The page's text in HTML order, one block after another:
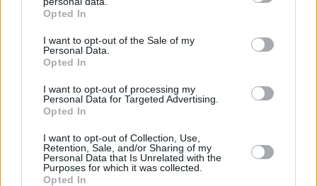
grant or deny consent to Google and its third-party tags to
use your data for below specified purposes in below Google
consent section.
Opted In
I want to opt-out of the Sale of my
Personal Data.
Opted In
I want to opt-out of processing my
Personal Data for Targeted Advertising.
Opted In
I want to opt-out of Collection, Use,
Retention, Sale, and/or Sharing of my
Personal Data that Is Unrelated with the
Purposes for which it was collected.
Opted In
η βραδινή έξοδός τους για φαγητό
08.08.2026, 09:14
Χωροταξικό για τον τουρισμό: Οι νέοι
εκτός σχεδίου δόμηση
08.08.2026, 08:10 14